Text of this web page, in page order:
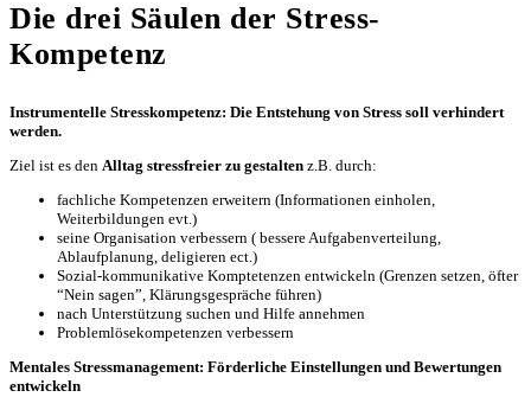
Die drei Säulen der Stress-
Kompetenz
Instrumentelle Stresskompetenz: Die Entstehung von Stress soll verhindert
werden.
Ziel ist es den Alltag stressfreier zu gestalten z.B. durch:
fachliche Kompetenzen erweitern (Informationen einholen,
Weiterbildungen evt.)
seine Organisation verbessern ( bessere Aufgabenverteilung,
Ablaufplanung, deligieren ect.)
Sozial-kommunikative Komptetenzen entwickeln (Grenzen setzen, öfter
“Nein sagen”, Klärungsgespräche führen)
nach Unterstützung suchen und Hilfe annehmen
Problemlösekompetenzen verbessern
Mentales Stressmanagement: Förderliche Einstellungen und Bewertungen
entwickeln